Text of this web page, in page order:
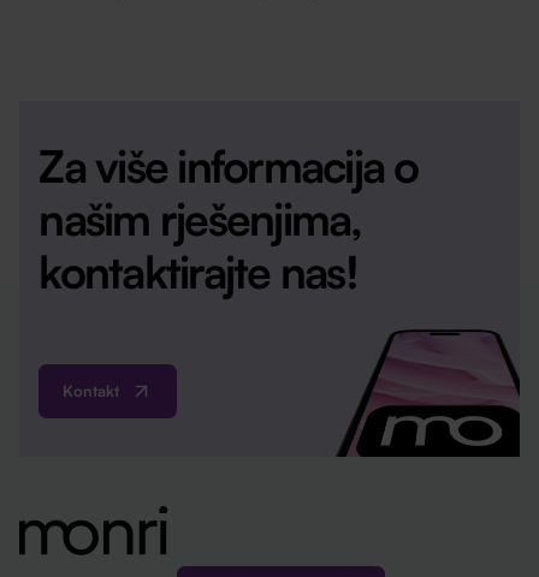
Za više informacija o
našim rješenjima,
kontaktirajte nas!
Kontakt